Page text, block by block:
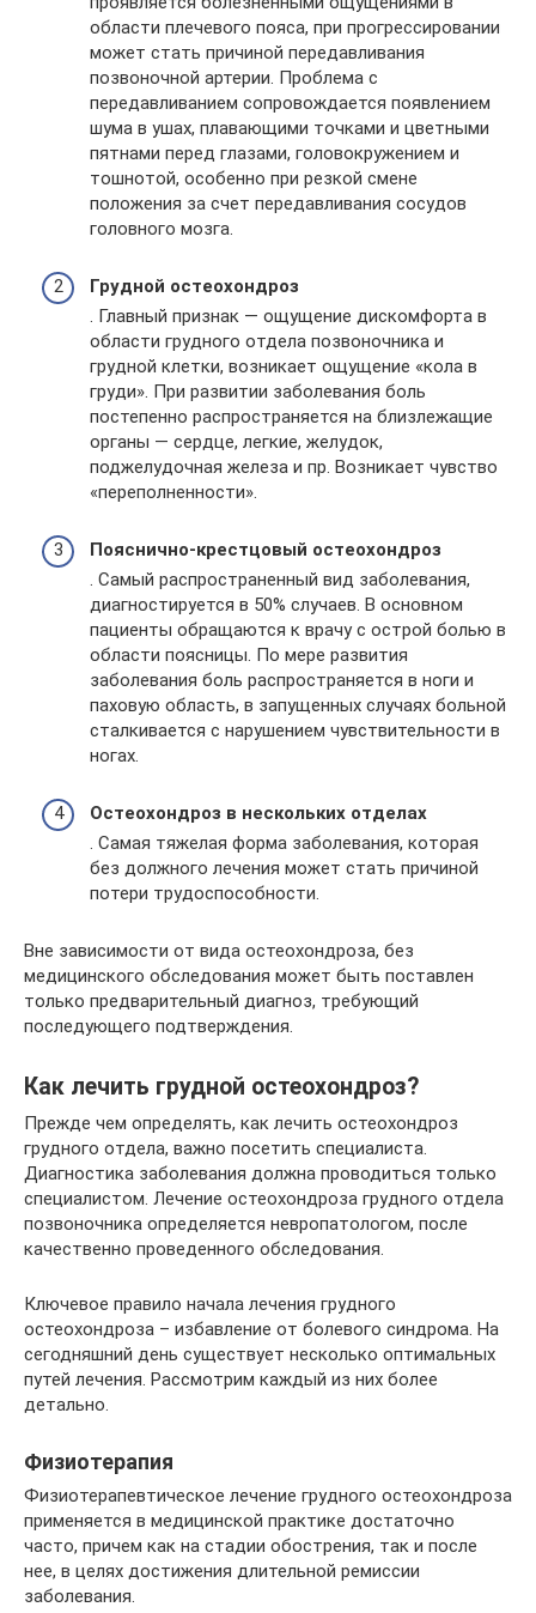
области плечевого пояса, при прогрессировании
может стать причиной передавливания
позвоночной артерии. Проблема с
передавливанием сопровождается появлением
шума в ушах, плавающими точками и цветными
пятнами перед глазами, головокружением и
тошнотой, особенно при резкой смене
положения за счет передавливания сосудов
головного мозга.
Грудной остеохондроз
. Главный признак — ощущение дискомфорта в
области грудного отдела позвоночника и
грудной клетки, возникает ощущение «кола в
груди». При развитии заболевания боль
постепенно распространяется на близлежащие
органы — сердце, легкие, желудок,
поджелудочная железа и пр. Возникает чувство
«переполненности».
Пояснично-крестцовый остеохондроз
. Самый распространенный вид заболевания,
диагностируется в 50% случаев. В основном
пациенты обращаются к врачу с острой болью в
области поясницы. По мере развития
заболевания боль распространяется в ноги и
паховую область, в запущенных случаях больной
сталкивается с нарушением чувствительности в
ногах.
Остеохондроз в нескольких отделах
. Самая тяжелая форма заболевания, которая
без должного лечения может стать причиной
потери трудоспособности.
Вне зависимости от вида остеохондроза, без
медицинского обследования может быть поставлен
только предварительный диагноз, требующий
последующего подтверждения.
Как лечить грудной остеохондроз?
Прежде чем определять, как лечить остеохондроз
грудного отдела, важно посетить специалиста.
Диагностика заболевания должна проводиться только
специалистом. Лечение остеохондроза грудного отдела
позвоночника определяется невропатологом, после
качественно проведенного обследования.
Ключевое правило начала лечения грудного
остеохондроза – избавление от болевого синдрома. На
сегодняшний день существует несколько оптимальных
путей лечения. Рассмотрим каждый из них более
детально.
Физиотерапия
Физиотерапевтическое лечение грудного остеохондроза
применяется в медицинской практике достаточно
часто, причем как на стадии обострения, так и после
нее, в целях достижения длительной ремиссии
заболевания.